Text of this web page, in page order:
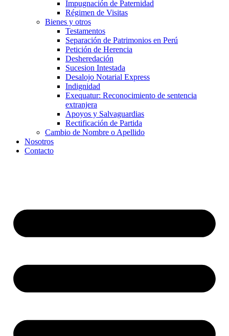
Impugnación de Paternidad
Régimen de Visitas
Bienes y otros
Testamentos
Separación de Patrimonios en Perú
Petición de Herencia
Desheredación
Sucesion Intestada
Desalojo Notarial Express
Indignidad
Exequatur: Reconocimiento de sentencia
extranjera
Apoyos y Salvaguardias
Rectificación de Partida
Cambio de Nombre o Apellido
Nosotros
Contacto